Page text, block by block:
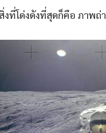
ที่โด่งดังที่สุดก็คือ ภาพถ่